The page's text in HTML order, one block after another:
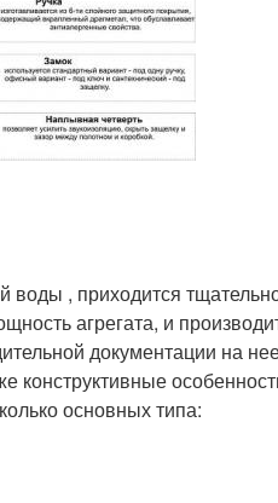
воды , приходится
агрегата, и
документации на
основных типа: